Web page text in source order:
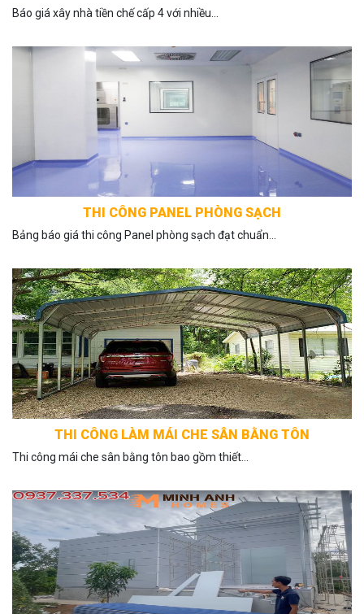
Báo giá xây nhà tiền chế cấp 4 với nhiều...
THI CÔNG PANEL PHÒNG SẠCH
Bảng báo giá thi công Panel phòng sạch đạt chuẩn...
THI CÔNG LÀM MÁI CHE SÂN BẰNG TÔN
Thi công mái che sân bằng tôn bao gồm thiết...